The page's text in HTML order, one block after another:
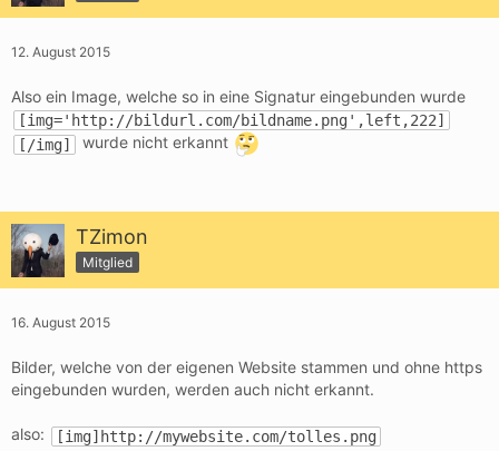
12. August 2015
Also ein Image, welche so in eine Signatur eingebunden wurde
[img='http://bildurl.com/bildname.png',left,222]
[/img]
wurde nicht erkannt
TZimon
Mitglied
16. August 2015
Bilder, welche von der eigenen Website stammen und ohne https
eingebunden wurden, werden auch nicht erkannt.
also: [img]http://mywebsite.com/tolles.png